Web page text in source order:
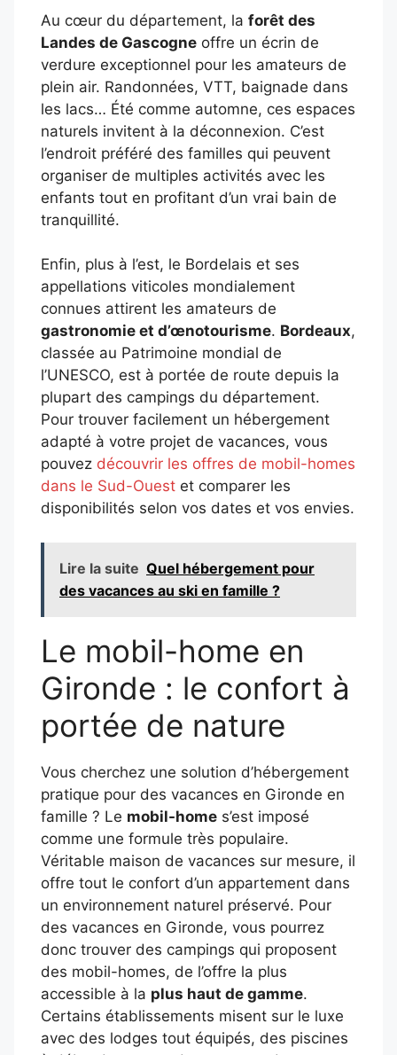
Au cœur du département, la forêt des
Landes de Gascogne offre un écrin de
verdure exceptionnel pour les amateurs de
plein air. Randonnées, VTT, baignade dans
les lacs… Été comme automne, ces espaces
naturels invitent à la déconnexion. C’est
l’endroit préféré des familles qui peuvent
organiser de multiples activités avec les
enfants tout en profitant d’un vrai bain de
tranquillité.
Enfin, plus à l’est, le Bordelais et ses
appellations viticoles mondialement
connues attirent les amateurs de
gastronomie et d’œnotourisme. Bordeaux,
classée au Patrimoine mondial de
l’UNESCO, est à portée de route depuis la
plupart des campings du département.
Pour trouver facilement un hébergement
adapté à votre projet de vacances, vous
pouvez découvrir les offres de mobil-homes
dans le Sud-Ouest et comparer les
disponibilités selon vos dates et vos envies.
Lire la suite Quel hébergement pour
des vacances au ski en famille ?
Le mobil-home en
Gironde : le confort à
portée de nature
Vous cherchez une solution d’hébergement
pratique pour des vacances en Gironde en
famille ? Le mobil-home s’est imposé
comme une formule très populaire.
Véritable maison de vacances sur mesure, il
offre tout le confort d’un appartement dans
un environnement naturel préservé. Pour
des vacances en Gironde, vous pourrez
donc trouver des campings qui proposent
des mobil-homes, de l’offre la plus
accessible à la plus haut de gamme.
Certains établissements misent sur le luxe
avec des lodges tout équipés, des piscines